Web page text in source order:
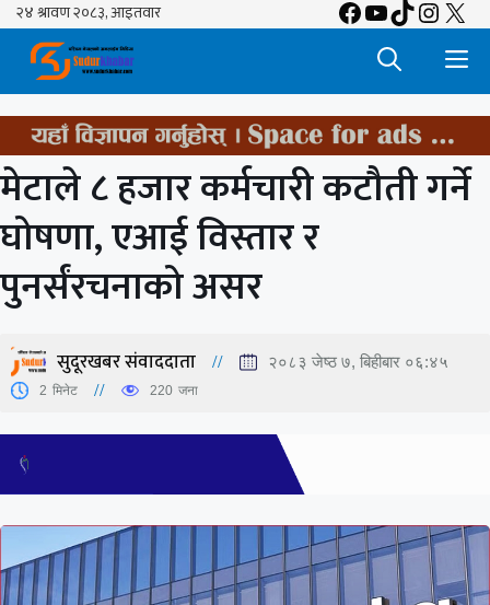
Skip
content
Facebook
YouTube
TikTok
X
मेटाले ८ हजार कर्मचारी कटौती गर्ने
घोषणा, एआई विस्तार र
पुनर्संरचनाको असर
सुदूरखबर संवाददाता २०८३ जेष्ठ ७, बिहीबार ०६:४५
2 मिनेट 220 जना